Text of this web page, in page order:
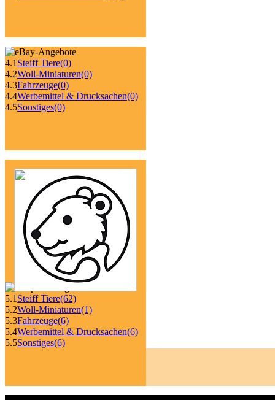
4.1 Steiff Tiere(0)
4.2Woll-Miniaturen(0)
4.3Fahrzeuge(0)
4.4Werbemittel & Drucksachen(0)
4.5Sonstiges(0)
5.1 Steiff Tiere(62)
5.2Woll-Miniaturen(1)
5.3Fahrzeuge(6)
5.4Werbemittel & Drucksachen(6)
5.5Sonstiges(6)